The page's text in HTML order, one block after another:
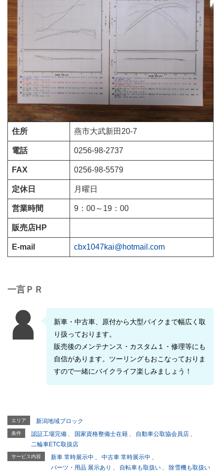
住所 燕市大武新田20-7
電話 0256-98-2737
FAX 0256-98-5579
定休日 月曜日
営業時間 9：00～19：00
販売店HP
E-mail cbx1047kai@hotmail.com
一言ＰＲ
新車・中古車、原付から大型バイクまで幅広く取
り扱っております。
販売後のメンテナンス・カスタム１・修理等にも
自信があります。ツーリングもおこなっておりま
すので一緒にバイクライフ楽しみましょう！
エリア 新潟地域ブロック
条件 認証工場完備 、 国家資格整備士在籍 、 自動車公取協会員店 、
二輪車ETC取扱店
サービス内容 新車 常時展示中 、 中古車 常時展示中 、
パーツ・用品 展示あり 、 自転車も取扱い 、
除雪機も取扱い